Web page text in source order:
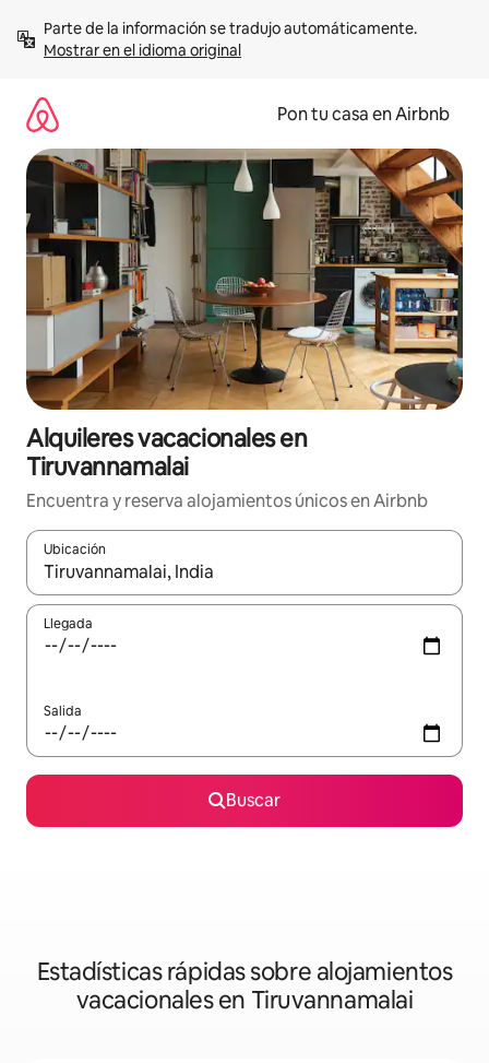
contenidoMostrar en el idioma original
Pon tu casa en Airbnb
Alquileres vacacionales en
Tiruvannamalai
Encuentra y reserva alojamientos únicos en Airbnb
Ubicación
Cuando los resultados estén disponibles, navega con las
Llegada
Salida
Buscar
Estadísticas rápidas sobre alojamientos
vacacionales en Tiruvannamalai